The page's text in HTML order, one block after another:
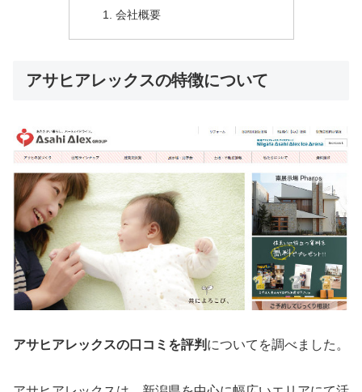
会社概要
アサヒアレックスの特徴について
アサヒアレックスの口コミを評判 についてを調べました。